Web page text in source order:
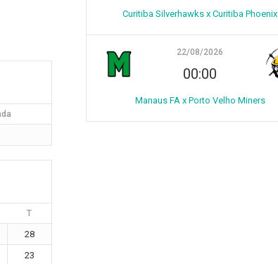
T
28
23
Curitiba Silverhawks x Curitiba Phoenix
22/08/2026
00:00
Manaus FA x Porto Velho Miners